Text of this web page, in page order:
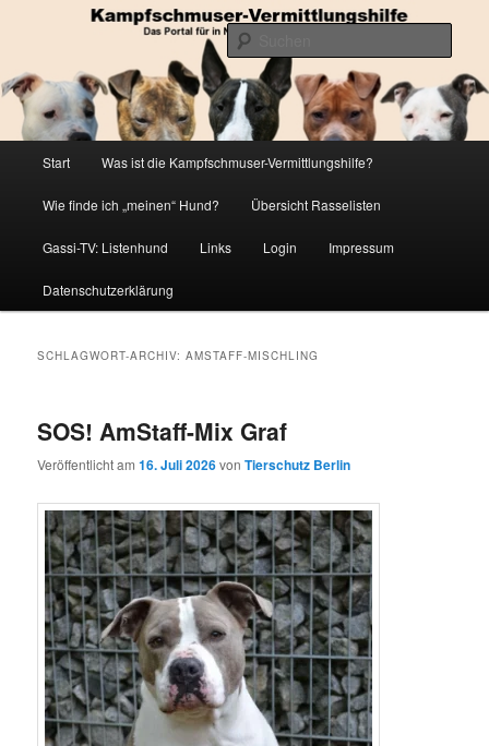
springen
springenKampfschmuser-Vermittlungshilfe
Die Datenbank für in Not geratene Listenhunde
Start Was ist die Kampfschmuser-Vermittlungshilfe?
Wie finde ich „meinen“ Hund? Übersicht Rasselisten
Gassi-TV: Listenhund Links Login Impressum
Datenschutzerklärung
SCHLAGWORT-ARCHIV:AMSTAFF-MISCHLING
SOS! AmStaff-Mix Graf
Veröffentlicht am16. Juli 2026vonTierschutz Berlin